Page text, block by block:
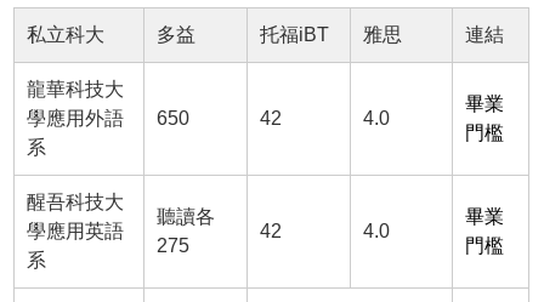
私立科大 多益 托福iBT 雅思 連結
龍華科技大
學應用外語
系
650 42 4.0
畢業
門檻
醒吾科技大
學應用英語
系
聽讀各
275
42 4.0
畢業
門檻